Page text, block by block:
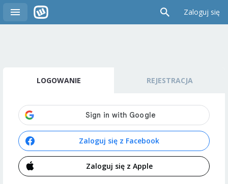
Zaloguj się
LOGOWANIE REJESTRACJA
Zaloguj się z Facebook
Zaloguj się z Apple